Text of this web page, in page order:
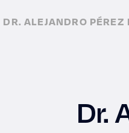
DR. ALEJANDRO
Dr.